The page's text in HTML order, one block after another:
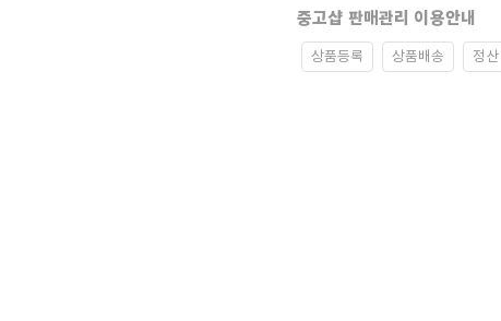
중고샵 판매관리 이용안내
상품등록 상품배송 정산